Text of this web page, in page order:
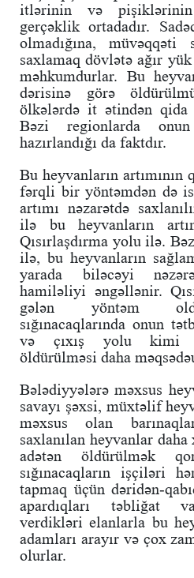
itlərinin və
gerçəklik ortadadır.
olmadığına, müvəqqəti
saxlamaq dövlətə ağır
məhkumdurlar. Bu
dərisinə görə
ölkələrdə it ətindən
Bəzi regionlarda
hazırlandığı da faktdır.
Bu heyvanların artımının
fərqli bir yöntəmdən də
artımı nəzarətdə
ilə bu heyvanların
Qısırlaşdırma yolu ilə.
ilə, bu heyvanların
yarada biləcəyi
hamiləliyi əngəllənir.
gələn yöntəm
sığınacaqlarında onun
və çıxış yolu kimi
öldürülməsi daha
Bələdiyyələrə məxsus
savayı şəxsi, müxtəlif
məxsus olan
saxlanılan heyvanlar
adətən öldürülmək
sığınacaqların işçiləri
tapmaq üçün dəridən-
apardıqları təbliğat
verdikləri elanlarla bu
adamları arayır və çox
olurlar.